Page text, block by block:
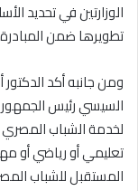
الوزارتين في تحديد
تطويرها ضمن
ومن جانبه أكد
السيسي رئيس
لخدمة الشباب
تعليمي أو رياضي أو
المستقبل للشباب